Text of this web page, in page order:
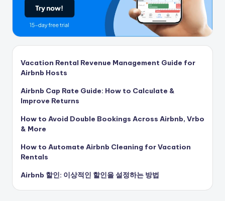
Vacation Rental Revenue Management Guide for
Airbnb Hosts
Airbnb Cap Rate Guide: How to Calculate &
Improve Returns
How to Avoid Double Bookings Across Airbnb, Vrbo
& More
How to Automate Airbnb Cleaning for Vacation
Rentals
Airbnb 할인: 이상적인 할인을 설정하는 방법